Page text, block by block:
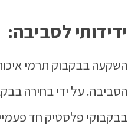
ידידותי לסביבה:
השקעה בבקבוק תרמי
הסביבה. על ידי בחירה
בבקבוקי פלסטיק חד